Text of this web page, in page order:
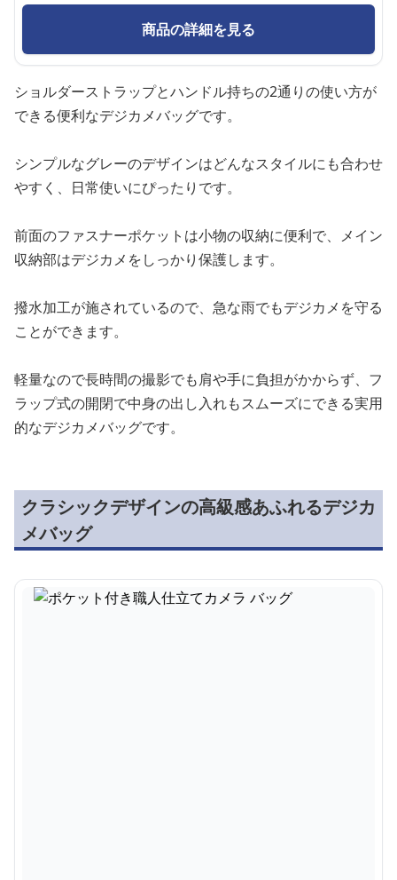
商品の詳細を見る
ショルダーストラップとハンドル持ちの2通りの使い方が
できる便利なデジカメバッグです。
シンプルなグレーのデザインはどんなスタイルにも合わせ
やすく、日常使いにぴったりです。
前面のファスナーポケットは小物の収納に便利で、メイン
収納部はデジカメをしっかり保護します。
撥水加工が施されているので、急な雨でもデジカメを守る
ことができます。
軽量なので長時間の撮影でも肩や手に負担がかからず、フ
ラップ式の開閉で中身の出し入れもスムーズにできる実用
的なデジカメバッグです。
クラシックデザインの高級感あふれるデジカ
メバッグ